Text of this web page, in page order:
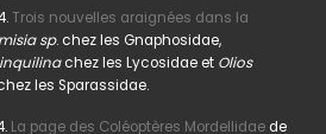
Trois nouvelles araignées dans la
sp. chez les Gnaphosidae,
chez les Lycosidae et Olios
les Sparassidae.
La page des Coléoptères Mordellidaede